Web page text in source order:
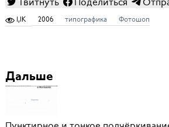
1,1K 2006 типографика Фотошоп
Дальше